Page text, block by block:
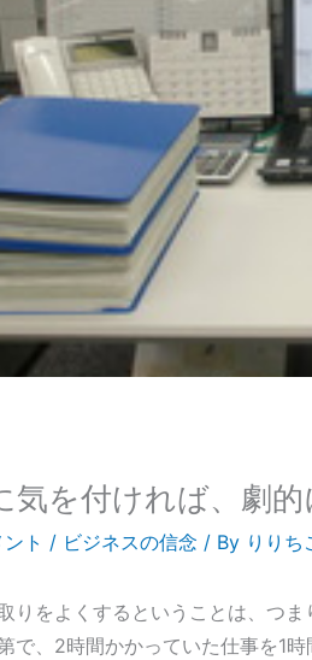
気を付ければ、劇
ト / ビジネスの信念 / By りりち
りをよくするということは、つま
で、2時間かかっていた仕事を1時